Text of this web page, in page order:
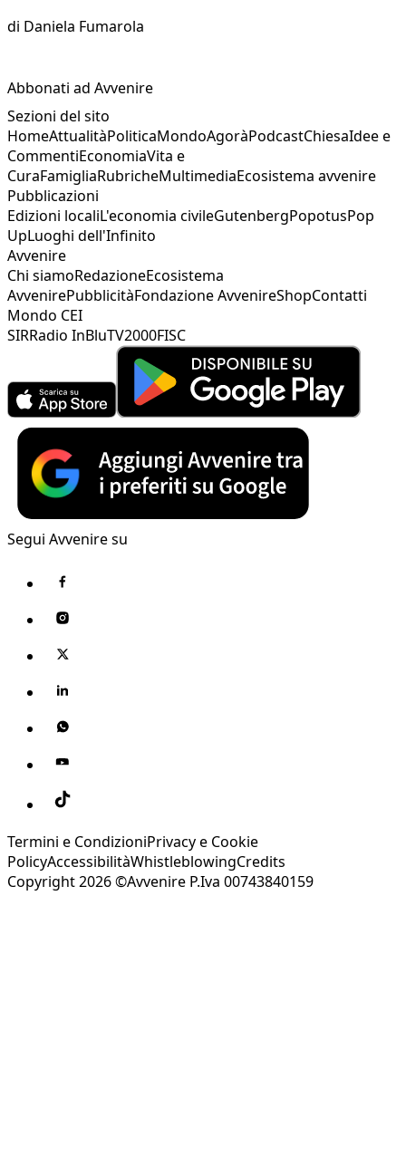
di Daniela Fumarola
Abbonati ad Avvenire
Sezioni del sito
HomeAttualitàPoliticaMondoAgoràPodcastChiesaIdee e
CommentiEconomiaVita e
CuraFamigliaRubricheMultimediaEcosistema avvenire
Pubblicazioni
Edizioni localiL'economia civileGutenbergPopotusPop
UpLuoghi dell'Infinito
Avvenire
Chi siamoRedazioneEcosistema
AvvenirePubblicitàFondazione AvvenireShopContatti
Mondo CEI
SIRRadio InBluTV2000FISC
Segui Avvenire su
Termini e CondizioniPrivacy e Cookie
PolicyAccessibilitàWhistleblowingCredits
Copyright 2026 ©Avvenire P.Iva 00743840159